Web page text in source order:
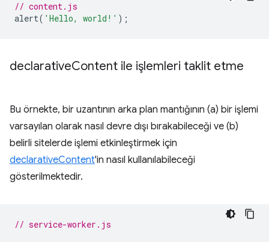
// content.js
alert( 'Hello, world!' );
declarativeContent ile işlemleri taklit etme
Bu örnekte, bir uzantının arka plan mantığının (a) bir işlemi
varsayılan olarak nasıl devre dışı bırakabileceği ve (b)
belirli sitelerde işlemi etkinleştirmek için
declarativeContent'in nasıl kullanılabileceği
gösterilmektedir.
// service-worker.js